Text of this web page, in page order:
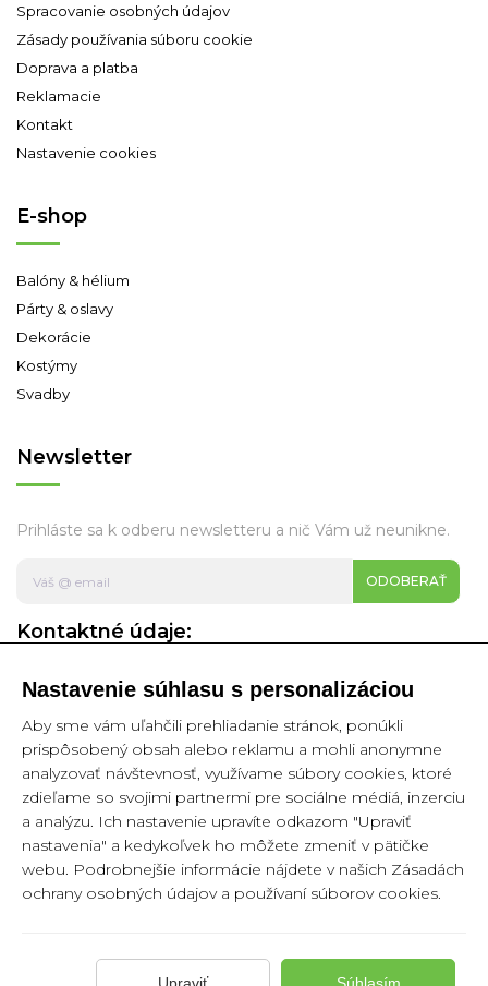
Spracovanie osobných údajov
Zásady používania súboru cookie
Doprava a platba
Reklamacie
Kontakt
Nastavenie cookies
E-shop
Balóny & hélium
Párty & oslavy
Dekorácie
Kostýmy
Svadby
Newsletter
Prihláste sa k odberu newsletteru a nič Vám už neunikne.
ODOBERAŤ
Kontaktné údaje:
ORAN SPIŠ s.r.o.
Agátová 1/19,
052 01 Spišská Nová Ves
Slovakia
IČO: 52286924
DIČ: 2120983843
IČ DPH: SK2120983843
Nastavenie súhlasu s personalizáciou
Aby sme vám uľahčili prehliadanie stránok, ponúkli
prispôsobený obsah alebo reklamu a mohli anonymne
analyzovať návštevnosť, využívame súbory cookies, ktoré
zdieľame so svojimi partnermi pre sociálne médiá, inzerciu
a analýzu. Ich nastavenie upravíte odkazom "Upraviť
nastavenia" a kedykoľvek ho môžete zmeniť v pätičke
webu. Podrobnejšie informácie nájdete v našich Zásadách
ochrany osobných údajov a používaní súborov cookies.